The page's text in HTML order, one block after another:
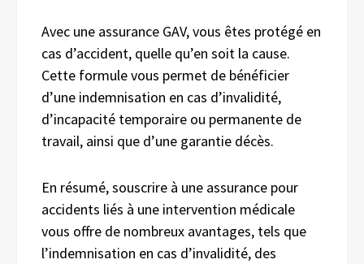
Avec une assurance GAV, vous êtes protégé en
cas d’accident, quelle qu’en soit la cause.
Cette formule vous permet de bénéficier
d’une indemnisation en cas d’invalidité,
d’incapacité temporaire ou permanente de
travail, ainsi que d’une garantie décès.
En résumé, souscrire à une assurance pour
accidents liés à une intervention médicale
vous offre de nombreux avantages, tels que
l’indemnisation en cas d’invalidité, des